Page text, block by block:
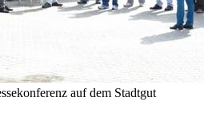
auf dem Stadtgut